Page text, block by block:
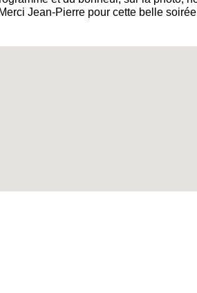
Jean-Pierre pour cette belle